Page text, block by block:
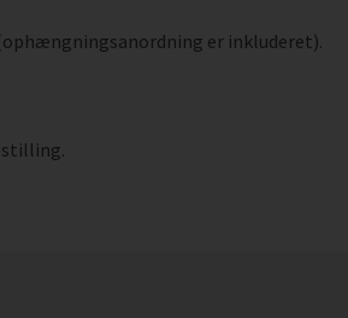
er inkluderet).